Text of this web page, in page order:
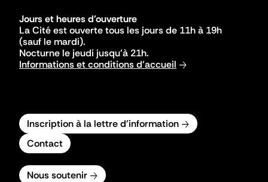
Jours et heures d'ouverture
La Cité est ouverte tous les jours de 11h à 19h
(sauf le mardi).
Nocturne le jeudi jusqu'à 21h.
Informations et conditions d'accueil
Inscription à la lettre d'information
Contact
Nous soutenir